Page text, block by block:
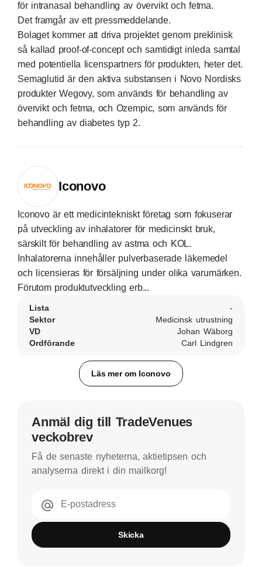
för intranasal behandling av övervikt och fetma.
Det framgår av ett pressmeddelande.
Bolaget kommer att driva projektet genom preklinisk
så kallad proof-of-concept och samtidigt inleda samtal
med potentiella licenspartners för produkten, heter det.
Semaglutid är den aktiva substansen i Novo Nordisks
produkter Wegovy, som används för behandling av
övervikt och fetma, och Ozempic, som används för
behandling av diabetes typ 2.
Iconovo
Iconovo är ett medicintekniskt företag som fokuserar
på utveckling av inhalatorer för medicinskt bruk,
särskilt för behandling av astma och KOL.
Inhalatorerna innehåller pulverbaserade läkemedel
och licensieras för försäljning under olika varumärken.
Förutom produktutveckling erb...
Lista
-
Sektor
Medicinsk utrustning
VD
Johan Wäborg
Ordförande
Carl Lindgren
Läs mer om Iconovo
Anmäl dig till TradeVenues
veckobrev
Få de senaste nyheterna, aktietipsen och
analyserna direkt i din mailkorg!
E-postadress
Skicka